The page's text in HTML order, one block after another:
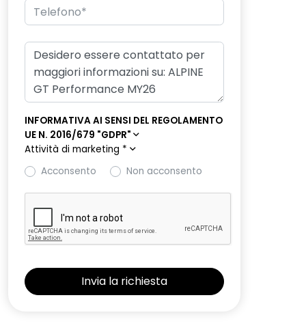
INFORMATIVA AI SENSI DEL REGOLAMENTO
UE N. 2016/679 "GDPR"
Attività di marketing *
Acconsento
Non acconsento